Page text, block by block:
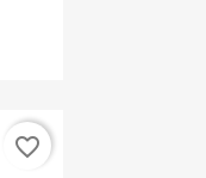
favorite_border